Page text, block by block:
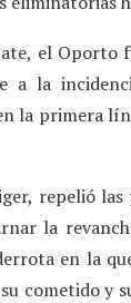
el Oporto
a la
la primera
repelió
la
en la
cometido y